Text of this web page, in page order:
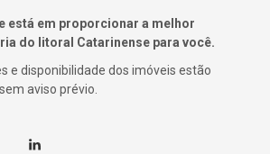
está em proporcionar a melhor
do litoral Catarinense para você.
e disponibilidade dos imóveis estão
aviso prévio.
Linkedin